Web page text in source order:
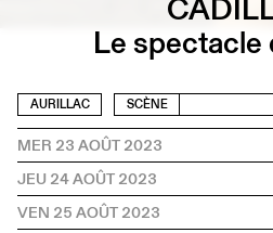
Le spectacle
AURILLAC SCÈNE
MER 23 AOÛT 2023
JEU 24 AOÛT 2023
VEN 25 AOÛT 2023